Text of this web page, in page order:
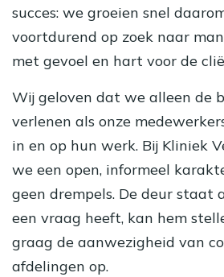
succes: we groeien snel
voortdurend op zoek naar
met gevoel en hart voor de
Wij geloven dat we alleen de
verlenen als onze
in en op hun werk. Bij Kliniek
we een open, informeel
geen drempels. De deur staat
een vraag heeft, kan hem
graag de aanwezigheid van
afdelingen op.